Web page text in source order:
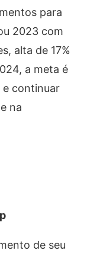
para
2023 com
alta de 17%
a meta é
e continuar
na
de seu